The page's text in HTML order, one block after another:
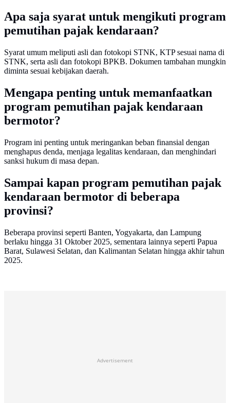
Apa saja syarat untuk mengikuti program
pemutihan pajak kendaraan?
Syarat umum meliputi asli dan fotokopi STNK, KTP sesuai nama di
STNK, serta asli dan fotokopi BPKB. Dokumen tambahan mungkin
diminta sesuai kebijakan daerah.
Mengapa penting untuk memanfaatkan
program pemutihan pajak kendaraan
bermotor?
Program ini penting untuk meringankan beban finansial dengan
menghapus denda, menjaga legalitas kendaraan, dan menghindari
sanksi hukum di masa depan.
Sampai kapan program pemutihan pajak
kendaraan bermotor di beberapa
provinsi?
Beberapa provinsi seperti Banten, Yogyakarta, dan Lampung
berlaku hingga 31 Oktober 2025, sementara lainnya seperti Papua
Barat, Sulawesi Selatan, dan Kalimantan Selatan hingga akhir tahun
2025.
Advertisement